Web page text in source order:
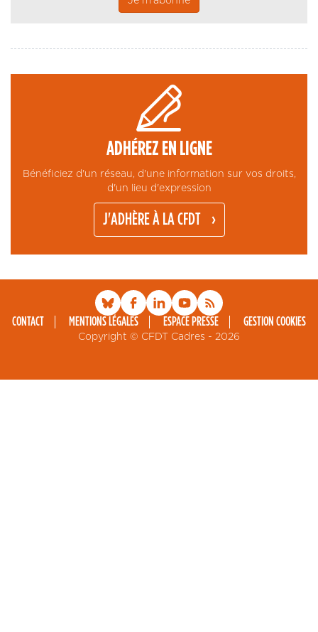
ADHÉREZ EN LIGNE
Bénéficiez d'un réseau, d'une information sur vos droits,
d'un lieu d'expression
J'ADHÈRE À LA CFDT
Copyright © CFDT Cadres - 2026
CONTACT MENTIONS LÉGALES ESPACE PRESSE GESTION COOKIES